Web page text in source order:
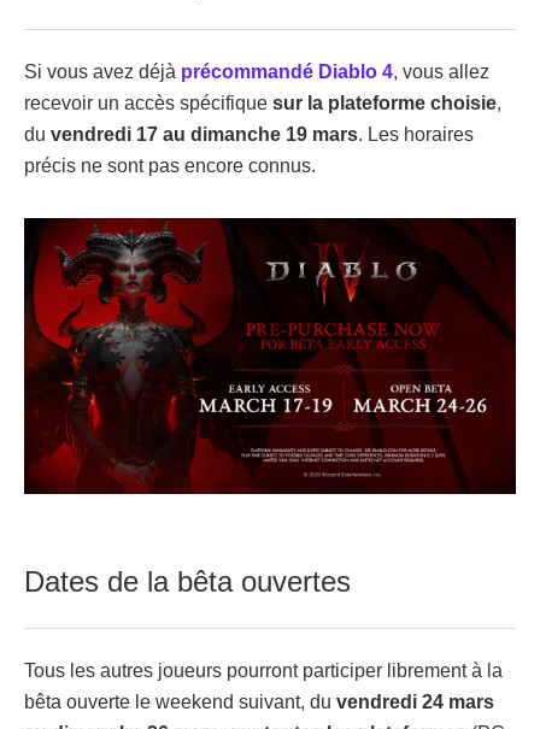
Si vous avez déjà précommandé Diablo 4, vous allez
recevoir un accès spécifique sur la plateforme choisie,
du vendredi 17 au dimanche 19 mars. Les horaires
précis ne sont pas encore connus.
Dates de la bêta ouvertes
Tous les autres joueurs pourront participer librement à la
bêta ouverte le weekend suivant, du vendredi 24 mars